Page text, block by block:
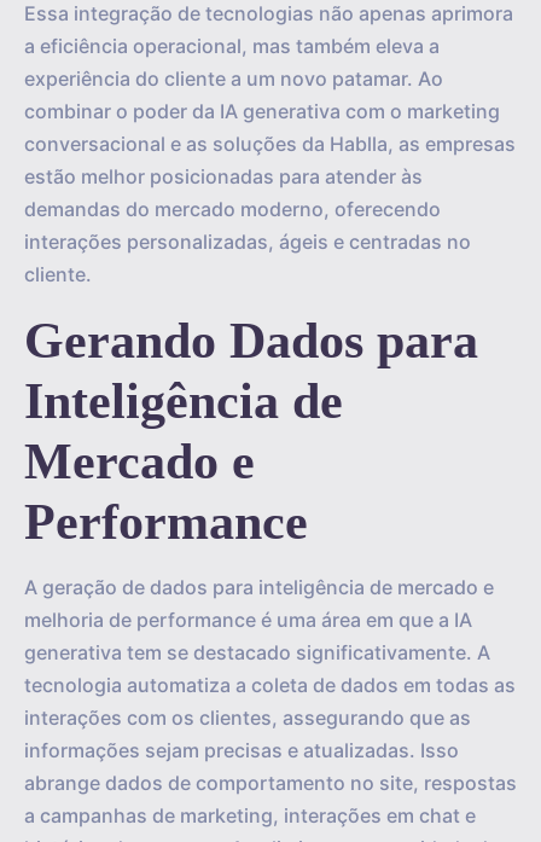
Essa integração de tecnologias não apenas aprimora
a eficiência operacional, mas também eleva a
experiência do cliente a um novo patamar. Ao
combinar o poder da IA generativa com o marketing
conversacional e as soluções da Hablla, as empresas
estão melhor posicionadas para atender às
demandas do mercado moderno, oferecendo
interações personalizadas, ágeis e centradas no
cliente.
Gerando Dados para
Inteligência de
Mercado e
Performance
A geração de dados para inteligência de mercado e
melhoria de performance é uma área em que a IA
generativa tem se destacado significativamente. A
tecnologia automatiza a coleta de dados em todas as
interações com os clientes, assegurando que as
informações sejam precisas e atualizadas. Isso
abrange dados de comportamento no site, respostas
a campanhas de marketing, interações em chat e